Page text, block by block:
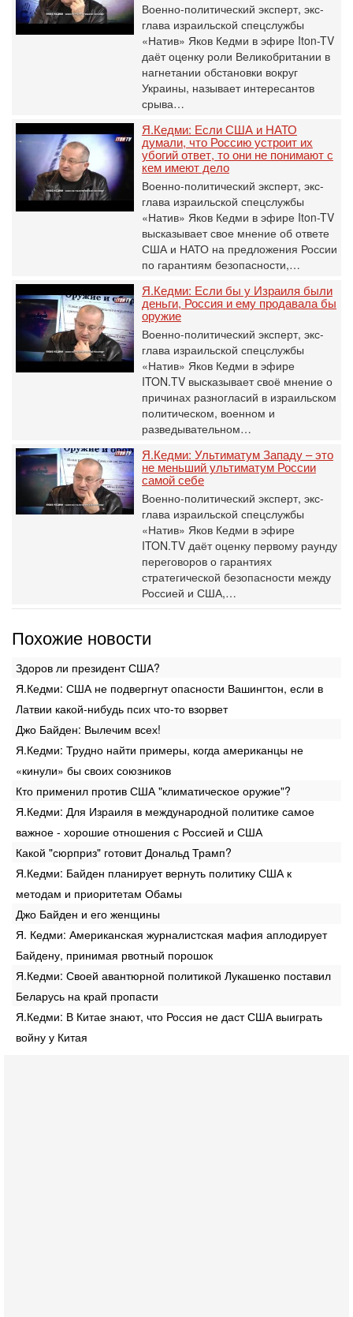
Военно-политический эксперт, экс-
глава израильской спецслужбы
«Натив» Яков Кедми в эфире Iton-TV
даёт оценку роли Великобритании в
нагнетании обстановки вокруг
Украины, называет интересантов
срыва…
Я.Кедми: Если США и НАТО
думали, что Россию устроит их
убогий ответ, то они не понимают с
кем имеют дело
Военно-политический эксперт, экс-
глава израильской спецслужбы
«Натив» Яков Кедми в эфире Iton-TV
высказывает свое мнение об ответе
США и НАТО на предложения России
по гарантиям безопасности,…
Я.Кедми: Если бы у Израиля были
деньги, Россия и ему продавала бы
оружие
Военно-политический эксперт, экс-
глава израильской спецслужбы
«Натив» Яков Кедми в эфире
ITON.TV высказывает своё мнение о
причинах разногласий в израильском
политическом, военном и
разведывательном…
Я.Кедми: Ультиматум Западу – это
не меньший ультиматум России
самой себе
Военно-политический эксперт, экс-
глава израильской спецслужбы
«Натив» Яков Кедми в эфире
ITON.TV даёт оценку первому раунду
переговоров о гарантиях
стратегической безопасности между
Россией и США,…
Похожие новости
Здоров ли президент США?
Я.Кедми: США не подвергнут опасности Вашингтон, если в
Латвии какой-нибудь псих что-то взорвет
Джо Байден: Вылечим всех!
Я.Кедми: Трудно найти примеры, когда американцы не
«кинули» бы своих союзников
Кто применил против США "климатическое оружие"?
Я.Кедми: Для Израиля в международной политике самое
важное - хорошие отношения с Россией и США
Какой "сюрприз" готовит Дональд Трамп?
Я.Кедми: Байден планирует вернуть политику США к
методам и приоритетам Обамы
Джо Байден и его женщины
Я. Кедми: Американская журналистская мафия аплодирует
Байдену, принимая рвотный порошок
Я.Кедми: Своей авантюрной политикой Лукашенко поставил
Беларусь на край пропасти
Я.Кедми: В Китае знают, что Россия не даст США выиграть
войну у Китая